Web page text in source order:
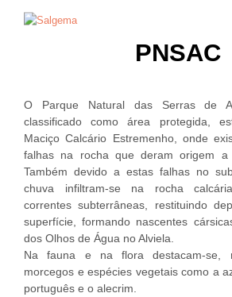
PNSAC
O Parque Natural das Serras de
classificado como área protegida,
Maciço Calcário Estremenho, onde
falhas na rocha que deram origem a
Também devido a estas falhas no
chuva infiltram-se na rocha
correntes subterrâneas, restituindo
superfície, formando nascentes
dos Olhos de Água no Alviela.
Na fauna e na flora destacam-se,
morcegos e espécies vegetais como a
português e o alecrim.